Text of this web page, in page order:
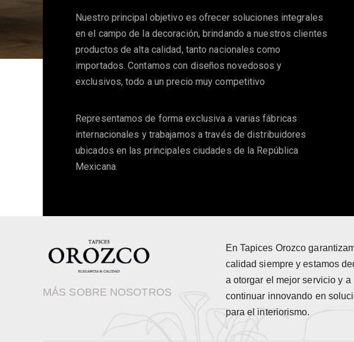
Nuestro principal objetivo es ofrecer soluciones integrales
en el campo de la decoración, brindando a nuestros clientes
productos de alta calidad, tanto nacionales como
importados. Contamos con diseños novedosos y
exclusivos, todo a un precio muy competitivo
Representamos de forma exclusiva a varias fábricas
internacionales y trabajamos a través de distribuidores
ubicados en las principales ciudades de la República
Mexicana.
MÁS SOBRE NOSOTROS
En Tapices Orozco
calidad siempre y estamos
a otorgar el mejor servicio y a
continuar innovando en
para el interiorismo.